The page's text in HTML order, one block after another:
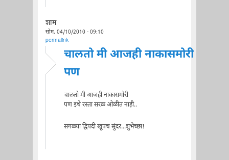
शाम
सोम, 04/10/2010 - 09:10
permalink
चालतो मी आजही नाकासमोरी
पण
चालतो मी आजही नाकासमोरी
पण इथे रस्ता सरळ ओळीत नाही..
सगळ्या द्विपदी खूपच सुंदर...शुभेच्छा!